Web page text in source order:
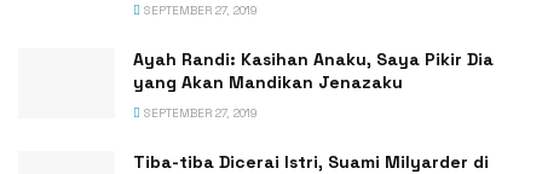
SEPTEMBER 27, 2019
Ayah Randi: Kasihan Anaku, Saya Pikir Dia
yang Akan Mandikan Jenazaku
SEPTEMBER 27, 2019
Tiba-tiba Dicerai Istri, Suami Milyarder di